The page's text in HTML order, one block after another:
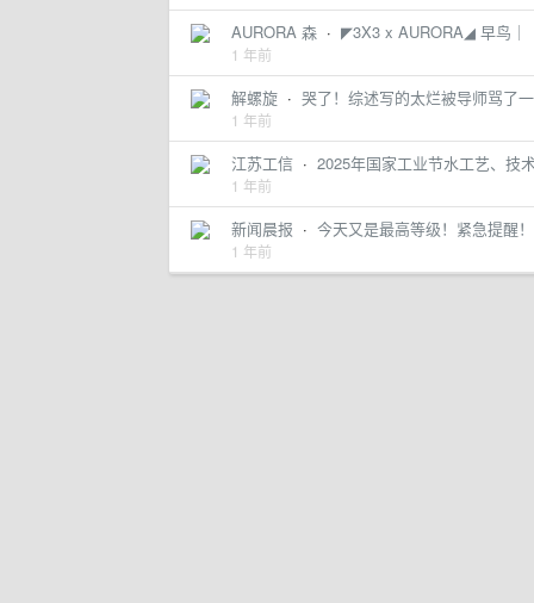
AURORA 森 · ◤3X3 x AURORA◢ 早鸟｜
1 年前
解螺旋 · 哭了！综述写的太烂被导师骂了
1 年前
江苏工信 · 2025年国家工业节水工艺、技
1 年前
新闻晨报 · 今天又是最高等级！紧急提醒
1 年前